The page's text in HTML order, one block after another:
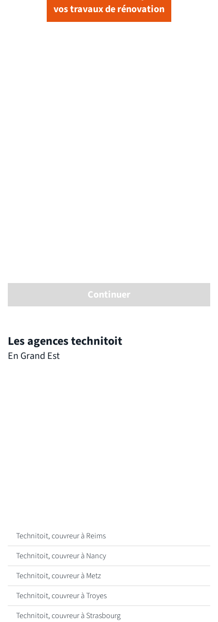
vos travaux de rénovation
Continuer
Les agences technitoit
En Grand Est
Technitoit, couvreur à Reims
Technitoit, couvreur à Nancy
Technitoit, couvreur à Metz
Technitoit, couvreur à Troyes
Technitoit, couvreur à Strasbourg